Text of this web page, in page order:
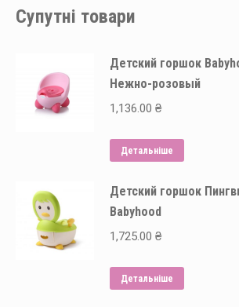
Супутні товари
Детский горшок
Нежно-розовый
1,136.00 ₴
Детальніше
Детский горшок
Babyhood
1,725.00 ₴
Детальніше